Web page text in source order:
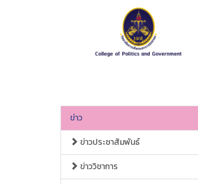
ข่าว
ข่าวประชาสัมพันธ์
ข่าววิชาการ